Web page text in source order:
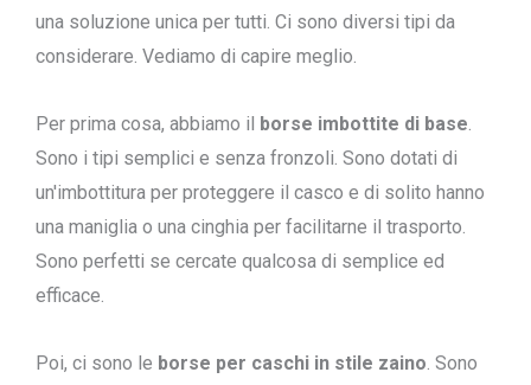
una soluzione unica per tutti. Ci sono diversi tipi da
considerare. Vediamo di capire meglio.
Per prima cosa, abbiamo il borse imbottite di base.
Sono i tipi semplici e senza fronzoli. Sono dotati di
un'imbottitura per proteggere il casco e di solito hanno
una maniglia o una cinghia per facilitarne il trasporto.
Sono perfetti se cercate qualcosa di semplice ed
efficace.
Poi, ci sono le borse per caschi in stile zaino. Sono